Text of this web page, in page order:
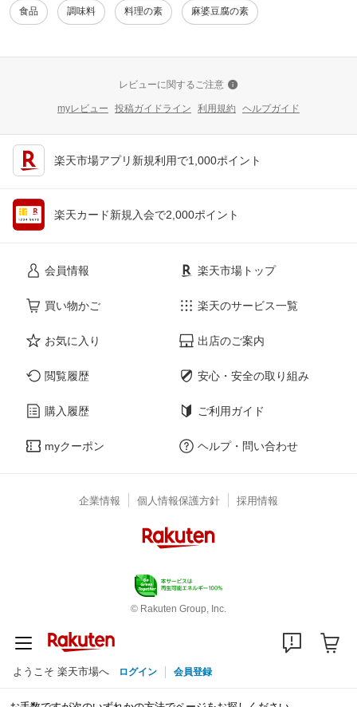
食品 調味料 料理の素 麻婆豆腐の素
レビューに関するご注意
myレビュー 投稿ガイドライン 利用規約 ヘルプガイド
楽天市場アプリ新規利用で1,000ポイント
楽天カード新規入会で2,000ポイント
会員情報
買い物かご
お気に入り
閲覧履歴
購入履歴
myクーポン
楽天市場トップ
楽天のサービス一覧
出店のご案内
安心・安全の取り組み
ご利用ガイド
ヘルプ・問い合わせ
企業情報 個人情報保護方針 採用情報
© Rakuten Group, Inc.
ようこそ 楽天市場へ ログイン 会員登録